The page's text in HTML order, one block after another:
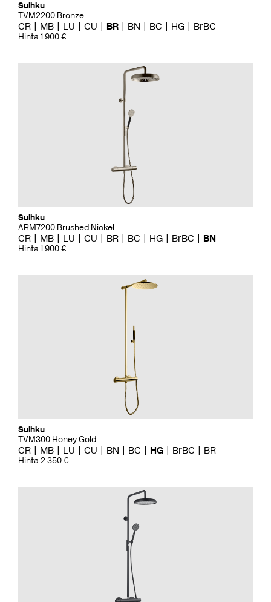
Suihku
TVM2200 Bronze
CR MB LU CU BR BN BC HG BrBC
Hinta 1 900 €
Suihku
ARM7200 Brushed Nickel
CR MB LU CU BR BC HG BrBC BN
Hinta 1 900 €
Suihku
TVM300 Honey Gold
CR MB LU CU BN BC HG BrBC BR
Hinta 2 350 €